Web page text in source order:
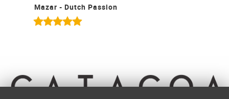
Mazar - Dutch Passion